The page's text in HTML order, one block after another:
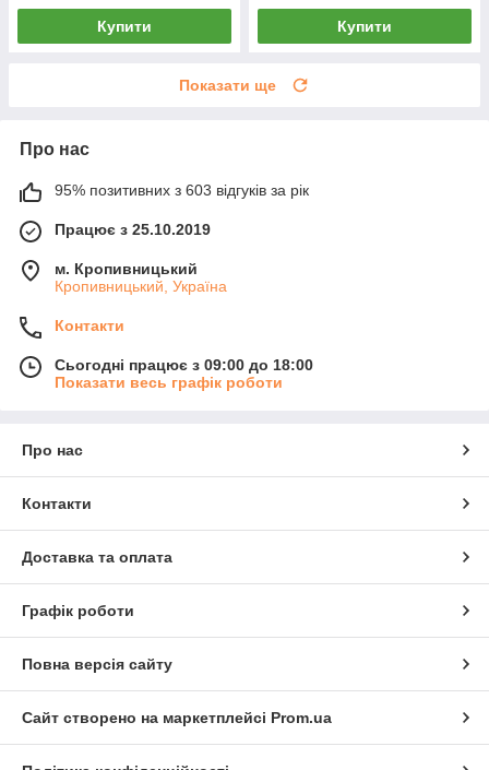
Купити Купити
Показати ще
Про нас
95% позитивних з 603 відгуків за рік
Працює з 25.10.2019
м. Кропивницький
Кропивницький, Україна
Контакти
Сьогодні працює з 09:00 до 18:00
Показати весь графік роботи
Про нас
Контакти
Доставка та оплата
Графік роботи
Повна версія сайту
Сайт створено на маркетплейсі Prom.ua